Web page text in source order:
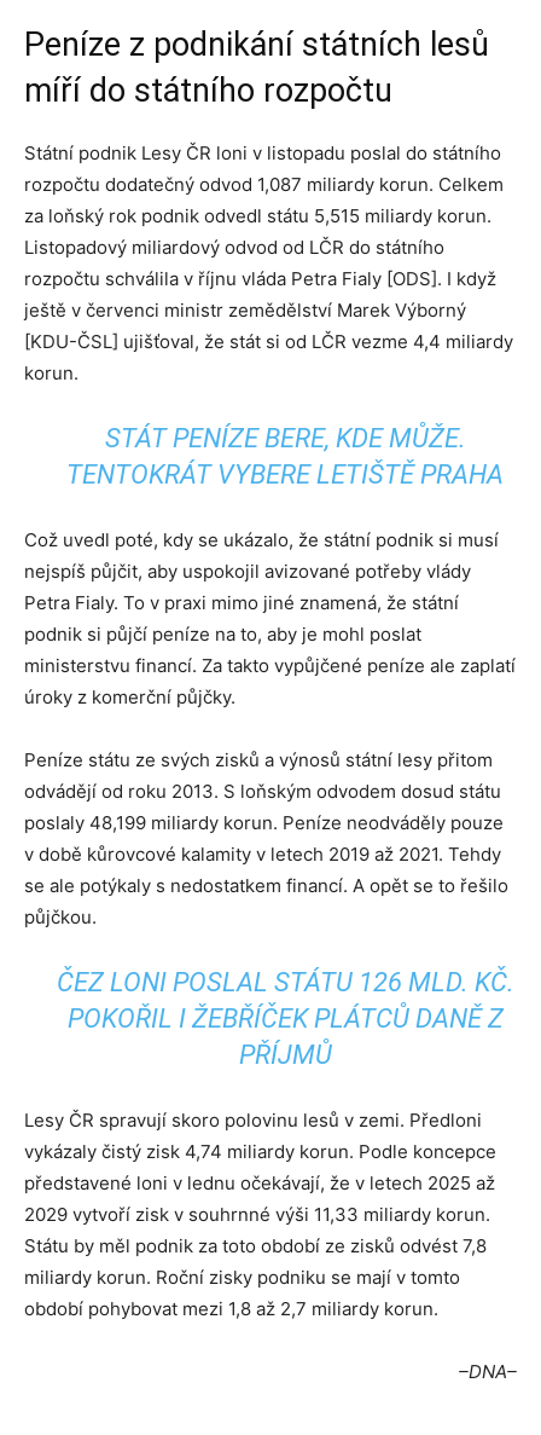
Peníze z podnikání státních lesů
míří do státního rozpočtu
Státní podnik Lesy ČR loni v listopadu poslal do státního
rozpočtu dodatečný odvod 1,087 miliardy korun. Celkem
za loňský rok podnik odvedl státu 5,515 miliardy korun.
Listopadový miliardový odvod od LČR do státního
rozpočtu schválila v říjnu vláda Petra Fialy [ODS]. I když
ještě v červenci ministr zemědělství Marek Výborný
[KDU-ČSL] ujišťoval, že stát si od LČR vezme 4,4 miliardy
korun.
STÁT PENÍZE BERE, KDE MŮŽE.
TENTOKRÁT VYBERE LETIŠTĚ PRAHA
Což uvedl poté, kdy se ukázalo, že státní podnik si musí
nejspíš půjčit, aby uspokojil avizované potřeby vlády
Petra Fialy. To v praxi mimo jiné znamená, že státní
podnik si půjčí peníze na to, aby je mohl poslat
ministerstvu financí. Za takto vypůjčené peníze ale zaplatí
úroky z komerční půjčky.
Peníze státu ze svých zisků a výnosů státní lesy přitom
odvádějí od roku 2013. S loňským odvodem dosud státu
poslaly 48,199 miliardy korun. Peníze neodváděly pouze
v době kůrovcové kalamity v letech 2019 až 2021. Tehdy
se ale potýkaly s nedostatkem financí. A opět se to řešilo
půjčkou.
ČEZ LONI POSLAL STÁTU 126 MLD. KČ.
POKOŘIL I ŽEBŘÍČEK PLÁTCŮ DANĚ Z
PŘÍJMŮ
Lesy ČR spravují skoro polovinu lesů v zemi. Předloni
vykázaly čistý zisk 4,74 miliardy korun. Podle koncepce
představené loni v lednu očekávají, že v letech 2025 až
2029 vytvoří zisk v souhrnné výši 11,33 miliardy korun.
Státu by měl podnik za toto období ze zisků odvést 7,8
miliardy korun. Roční zisky podniku se mají v tomto
období pohybovat mezi 1,8 až 2,7 miliardy korun.
–DNA–